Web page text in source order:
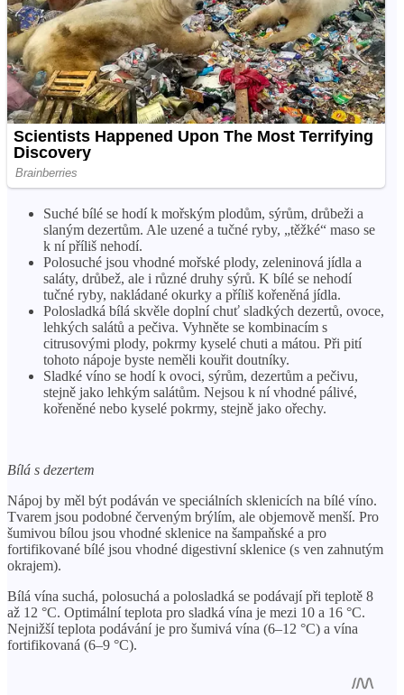
Suché bílé se hodí k mořským plodům, sýrům, drůbeži a
slaným dezertům. Ale uzené a tučné ryby, „těžké“ maso se
k ní příliš nehodí.
Polosuché jsou vhodné mořské plody, zeleninová jídla a
saláty, drůbež, ale i různé druhy sýrů. K bílé se nehodí
tučné ryby, nakládané okurky a příliš kořeněná jídla.
Polosladká bílá skvěle doplní chuť sladkých dezertů, ovoce,
lehkých salátů a pečiva. Vyhněte se kombinacím s
citrusovými plody, pokrmy kyselé chuti a mátou. Při pití
tohoto nápoje byste neměli kouřit doutníky.
Sladké víno se hodí k ovoci, sýrům, dezertům a pečivu,
stejně jako lehkým salátům. Nejsou k ní vhodné pálivé,
kořeněné nebo kyselé pokrmy, stejně jako ořechy.
Bílá s dezertem
Nápoj by měl být podáván ve speciálních sklenicích na bílé víno.
Tvarem jsou podobné červeným brýlím, ale objemově menší. Pro
šumivou bílou jsou vhodné sklenice na šampaňské a pro
fortifikované bílé jsou vhodné digestivní sklenice (s ven zahnutým
okrajem).
Bílá vína suchá, polosuchá a polosladká se podávají při teplotě 8
až 12 °C. Optimální teplota pro sladká vína je mezi 10 a 16 °C.
Nejnižší teplota podávání je pro šumivá vína (6–12 °C) a vína
fortifikovaná (6–9 °C).